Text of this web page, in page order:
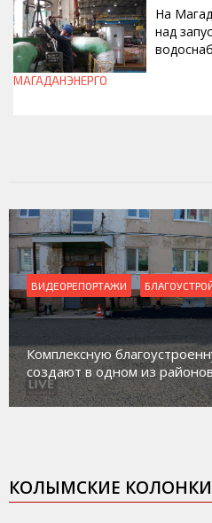
На
над
МАГАДАНЭНЕРГО
ВИДЕОРЕПОРТАЖИ
Комплексную
создают в одном из
КОЛЫМСКИЕ КОЛОНКИ